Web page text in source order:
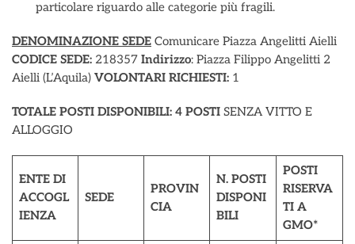
particolare riguardo alle categorie più fragili.
DENOMINAZIONE SEDE Comunicare Piazza Angelitti Aielli
CODICE SEDE: 218357 Indirizzo: Piazza Filippo Angelitti 2
Aielli (L’Aquila) VOLONTARI RICHIESTI: 1
TOTALE POSTI DISPONIBILI: 4 POSTI SENZA VITTO E
ALLOGGIO
ENTE DI
ACCOGL
IENZA
SEDE
PROVIN
CIA
N. POSTI
DISPONI
BILI
POSTI
RISERVA
TI A
GMO*